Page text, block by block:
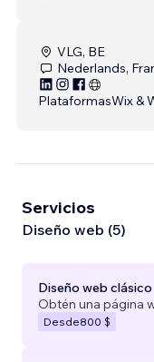
VLG, BE
Nederlands,
PlataformasWix &
Servicios
Diseño web (5)
Diseño web clásico
Obtén una página
Desde800 $